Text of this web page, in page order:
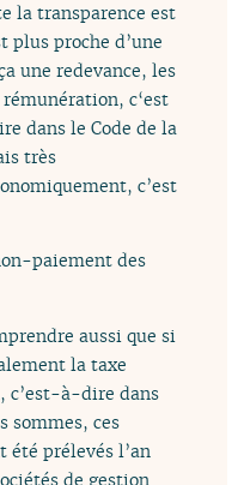
la transparence est
plus proche d’une
une redevance, les
c‘est
dans le Code de la
très
c’est
paiement des
aussi que si
la taxe
c’est-à-dire dans
sommes, ces
été prélevés l’an
de gestion